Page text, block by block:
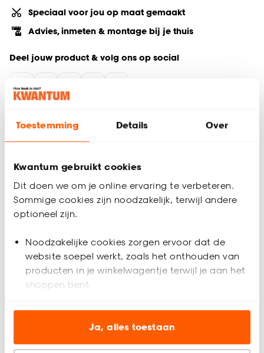
Toestemming Details Over
Kwantum gebruikt cookies
Dit doen we om je online ervaring te verbeteren.
Sommige cookies zijn noodzakelijk, terwijl andere
optioneel zijn.
Noodzakelijke cookies zorgen ervoor dat de
website soepel werkt, zoals het onthouden van
producten in je winkelwagentje terwijl je aan het
shoppen bent.
Analytische cookies (optioneel) helpen ons de
website te verbeteren voor jou en al onze andere
Ja, alles toestaan
Speciaal voor jou op maat gemaakt
Advies, inmeten & montage bij je thuis
Deel jouw product & volg ons op social
Gratis advies aan huis
Inmeethulp
Productomschrijving
Inbetween Veerle Wit is een transparante gordijnstof met een
fijngeweven structuur en een subtiel zigzag patroon.
Gemaakt van 80% polyester, 15% acryl en 5% katoen. Door
de mix van materialen heeft Veerle een soepel vallende en
de behoefte aan de nodige privacy? Kies dan voor een
inbetween in de woonkamer en combineer deze met een